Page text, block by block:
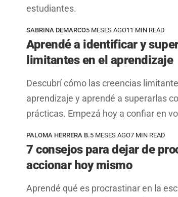
estudiantes.
SABRINA DEMARCO5 MESES AGO11 MIN READ
Aprendé a identificar y
limitantes en el aprendizaje
Descubrí cómo las creencias
aprendizaje y aprendé a superarlas
prácticas. Empezá hoy a confiar en
PALOMA HERRERA B.5 MESES AGO7 MIN READ
7 consejos para dejar de
accionar hoy mismo
Aprendé qué es procrastinar en la